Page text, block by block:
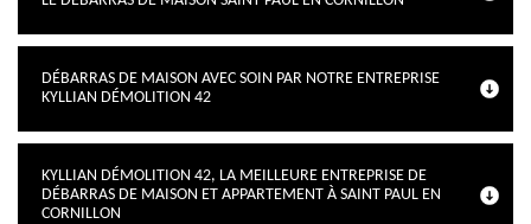
DÉBARRAS DE MAISON AVEC SOIN PAR NOTRE ENTREPRISE
KYLLIAN DÉMOLITION 42
KYLLIAN DÉMOLITION 42, LA MEILLEURE ENTREPRISE DE
DÉBARRAS DE MAISON ET APPARTEMENT À SAINT PAUL EN
CORNILLON